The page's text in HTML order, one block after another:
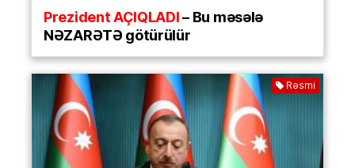
Prezident AÇIQLADI– Bu məsələ
NƏZARƏTƏ götürülür
Rəsmi